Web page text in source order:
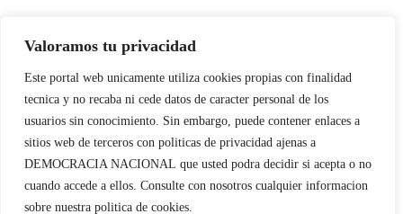
Valoramos tu privacidad
Este portal web unicamente utiliza cookies propias con finalidad
tecnica y no recaba ni cede datos de caracter personal de los
usuarios sin conocimiento. Sin embargo, puede contener enlaces a
sitios web de terceros con politicas de privacidad ajenas a
DEMOCRACIA NACIONAL que usted podra decidir si acepta o no
cuando accede a ellos. Consulte con nosotros cualquier informacion
sobre nuestra politica de cookies.